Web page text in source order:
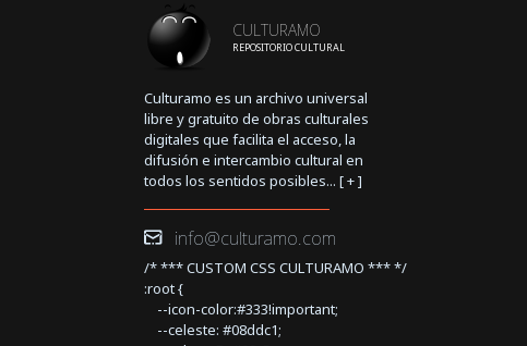
CULTURAMO
REPOSITORIO CULTURAL
Culturamo es un archivo universal
libre y gratuito de obras culturales
digitales que facilita el acceso, la
difusión e intercambio cultural en
todos los sentidos posibles... [+]
info@culturamo.com
/* *** CUSTOM CSS CULTURAMO *** */
:root {
--icon-color:#333!important;
--celeste: #08ddc1;